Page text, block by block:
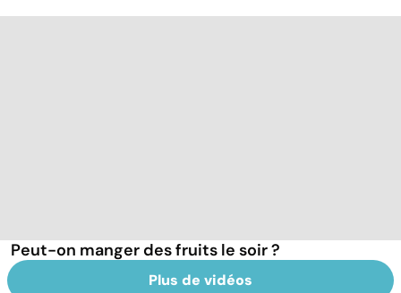
Peut-on manger des fruits le soir ?
Plus de vidéos